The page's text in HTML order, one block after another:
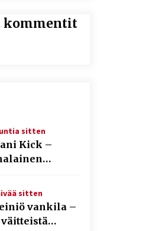
kommentit
sitten
Kick –
Kick-
sitten
vankila –